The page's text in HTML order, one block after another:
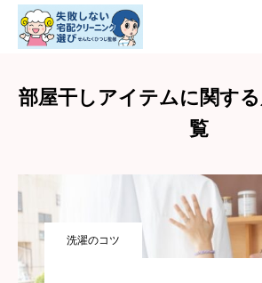
部屋干しアイテムに関す
覧
洗濯のコツ